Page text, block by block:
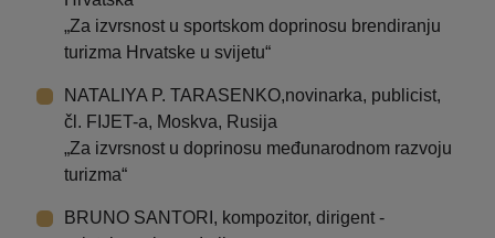
„Za izvrsnost u sportskom doprinosu brendiranju
turizma Hrvatske u svijetu“
NATALIYA P. TARASENKO,novinarka, publicist,
čl. FIJET-a, Moskva, Rusija
„Za izvrsnost u doprinosu međunarodnom razvoju
turizma“
BRUNO SANTORI, kompozitor, dirigent -